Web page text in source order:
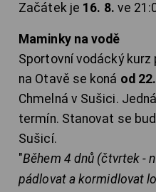
Začátek je 16. 8. ve
Maminky na vodě
Sportovní vodácký
na Otavě se koná od
Chmelná v Sušici.
termín. Stanovat se
Sušicí.
"Během 4 dnů (čtvrtek -
pádlovat a kormidlovat